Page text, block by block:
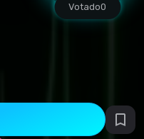
Votado0